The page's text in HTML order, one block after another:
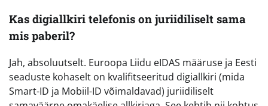
Kas digiallkiri telefonis on juriidiliselt sama
mis paberil?
Jah, absoluutselt. Euroopa Liidu eIDAS määruse ja Eesti
seaduste kohaselt on kvalifitseeritud digiallkiri (mida
Smart-ID ja Mobiil-ID võimaldavad) juriidiliselt